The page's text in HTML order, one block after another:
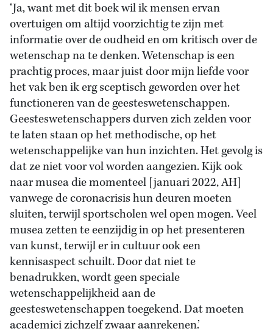
‘Ja, want met dit boek wil ik mensen ervan
overtuigen om altijd voorzichtig te zijn met
informatie over de oudheid en om kritisch over de
wetenschap na te denken. Wetenschap is een
prachtig proces, maar juist door mijn liefde voor
het vak ben ik erg sceptisch geworden over het
functioneren van de geesteswetenschappen.
Geesteswetenschappers durven zich zelden voor
te laten staan op het methodische, op het
wetenschappelijke van hun inzichten. Het gevolg is
dat ze niet voor vol worden aangezien. Kijk ook
naar musea die momenteel [januari 2022, AH]
vanwege de coronacrisis hun deuren moeten
sluiten, terwijl sportscholen wel open mogen. Veel
musea zetten te eenzijdig in op het presenteren
van kunst, terwijl er in cultuur ook een
kennisaspect schuilt. Door dat niet te
benadrukken, wordt geen speciale
wetenschappelijkheid aan de
geesteswetenschappen toegekend. Dat moeten
academici zichzelf zwaar aanrekenen.’